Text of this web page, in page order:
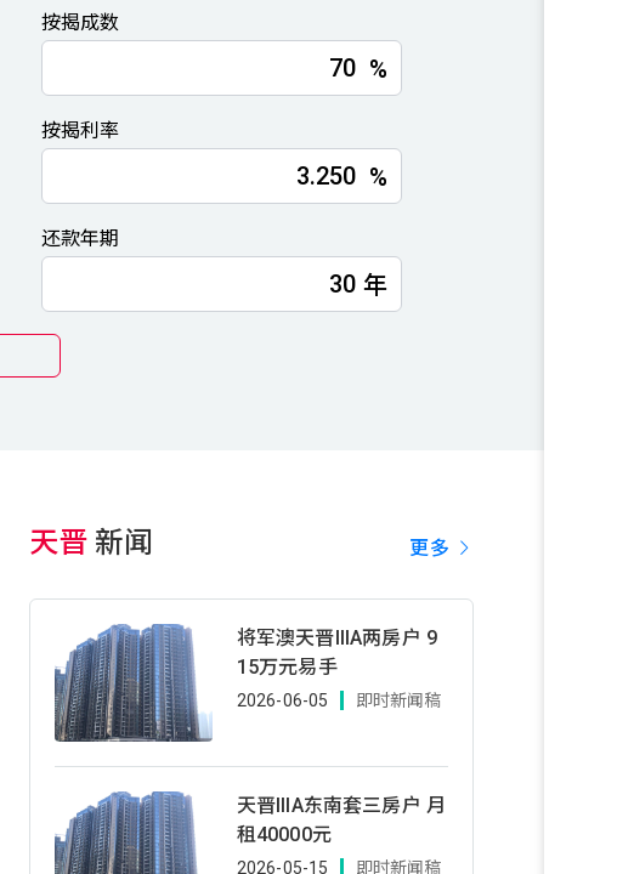
按揭成数
%
按揭利率
%
还款年期
年
天晋 新闻 更多
将军澳天晋IIIA两房户 9
15万元易手
2026-06-05 即时新闻稿
天晋IIIA东南套三房户 月
租40000元
2026-05-15 即时新闻稿